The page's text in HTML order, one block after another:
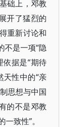
础上，邓教
开了猛烈的
重新讨论和
不是一项“隐
依据是“期待
天性中的“亲
思想与中国
的不是邓教
致性”。